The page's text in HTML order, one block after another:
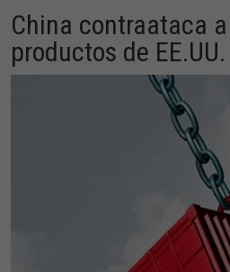
China contraataca
productos de EE.UU.